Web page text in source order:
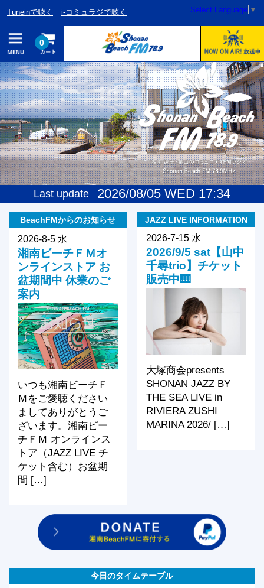
Tuneinで聴く i-コミュラジで聴く Select Language ▼
0
Last update 2026/08/05 WED 17:34
BeachFMからのお知らせ
2026-8-5 水
湘南ビーチＦＭオ
ンラインストア お
盆期間中 休業のご
案内
いつも湘南ビーチＦ
Ｍをご愛聴ください
ましてありがとうご
ざいます。湘南ビー
チＦＭ オンラインス
トア（JAZZ LIVE チ
ケット含む）お盆期
間 […]
JAZZ LIVE INFORMATION
2026-7-15 水
2026/9/5 sat【山中
千尋trio】チケット
販売中🎹
大塚商会presents
SHONAN JAZZ BY
THE SEA LIVE in
RIVIERA ZUSHI
MARINA 2026/ […]
今日のタイムテーブル